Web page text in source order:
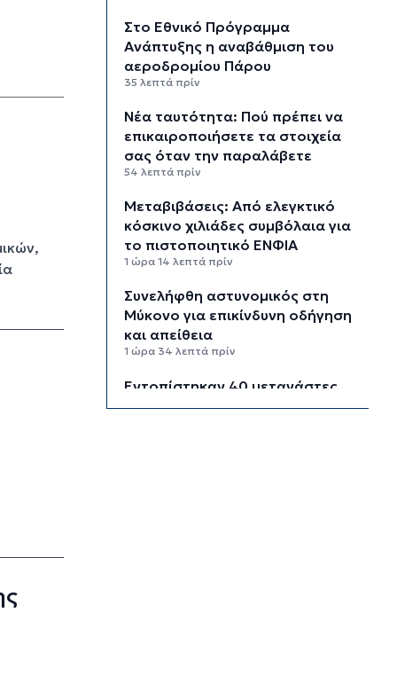
Στο Εθνικό Πρόγραμμα
Ανάπτυξης η αναβάθμιση του
αεροδρομίου Πάρου
35 λεπτά πρίν
Νέα ταυτότητα: Πού πρέπει να
επικαιροποιήσετε τα στοιχεία
σας όταν την παραλάβετε
54 λεπτά πρίν
Μεταβιβάσεις: Από ελεγκτικό
κόσκινο χιλιάδες συμβόλαια για
το πιστοποιητικό ΕΝΦΙΑ
1 ώρα 14 λεπτά πρίν
Συνελήφθη αστυνομικός στη
Μύκονο για επικίνδυνη οδήγηση
και απείθεια
1 ώρα 34 λεπτά πρίν
Εντοπίστηκαν 40 μετανάστες
νότια της Ιεράπετρας